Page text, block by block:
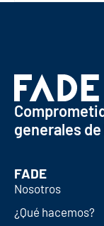
generales
FADE
Nosotros
¿Qué hacemos?